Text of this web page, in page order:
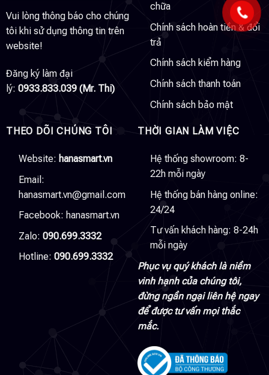
Vui lòng thông báo cho chúng
tôi khi sử dụng thông tin trên
website!
Đăng ký làm đại
lý: 0933.833.039 (Mr. Thi)
chữa
Chính sách hoàn tiền & đổi
trả
Chính sách kiểm hàng
Chính sách thanh toán
Chính sách bảo mật
THEO DÕI CHÚNG TÔI
Website: hanasmart.vn
Email:
hanasmart.vn@gmail.com
Facebook: hanasmart.vn
Zalo: 090.699.3332
Hotline: 090.699.3332
THỜI GIAN LÀM VIỆC
Hệ thống showroom: 8-
22h mỗi ngày
Hệ thống bán hàng online:
24/24
Tư vấn khách hàng: 8-24h
mỗi ngày
Phục vụ quý khách là niềm
vinh hạnh của chúng tôi,
đừng ngần ngại liên hệ ngay
để được tư vấn mọi thắc
mắc.